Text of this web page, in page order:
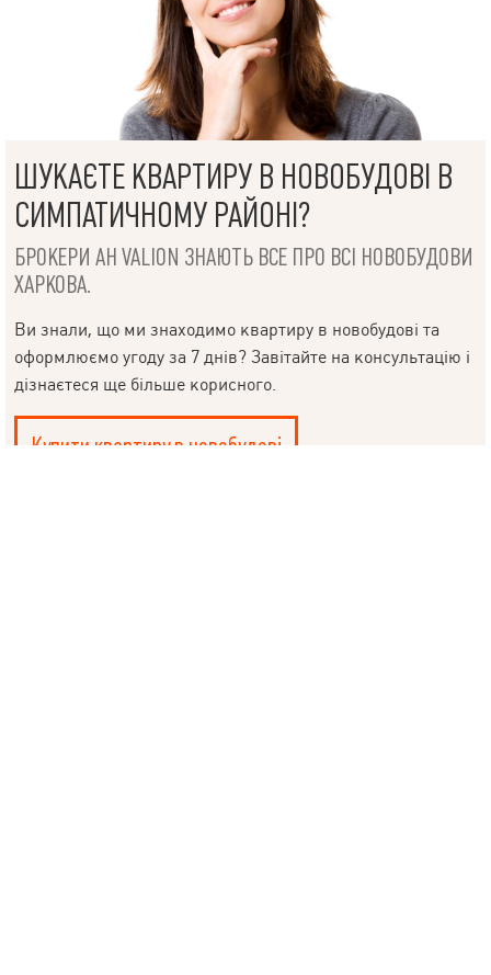
ШУКАЄТЕ КВАРТИРУ В НОВОБУДОВІ В
СИМПАТИЧНОМУ РАЙОНІ?
БРОКЕРИ АН VALION ЗНАЮТЬ ВСЕ ПРО ВСІ НОВОБУДОВИ
ХАРКОВА.
Ви знали, що ми знаходимо квартиру в новобудові та
оформлюємо угоду за 7 днів? Завітайте на консультацію і
дізнаєтеся ще більше корисного.
Купити квартиру в новобудові
НАПИСАТИ
КЕРІВНИКОВІ
Мова
© 2019 – 2026 Valion real estate. Всі права захищені.
Plektan— WEB-інтегровані системи управління ріелторськими